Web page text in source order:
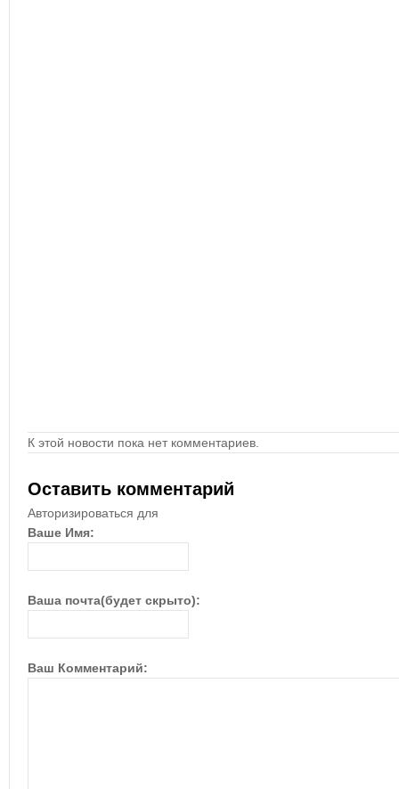
К этой новости пока нет комментариев.
Оставить комментарий
Авторизироваться для
Ваше Имя:
Ваша почта(будет скрыто):
Ваш Комментарий: